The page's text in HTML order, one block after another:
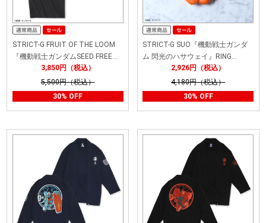
STRICT-G FRUIT OF THE LOOM
『機動戦士ガンダムSEED FREE…
3,850円（税込）
5,500円（税込）
30% OFF
STRICT-G SUO『機動戦士ガンダ
ム 閃光のハサウェイ』RING…
2,926円（税込）
4,180円（税込）
30% OFF